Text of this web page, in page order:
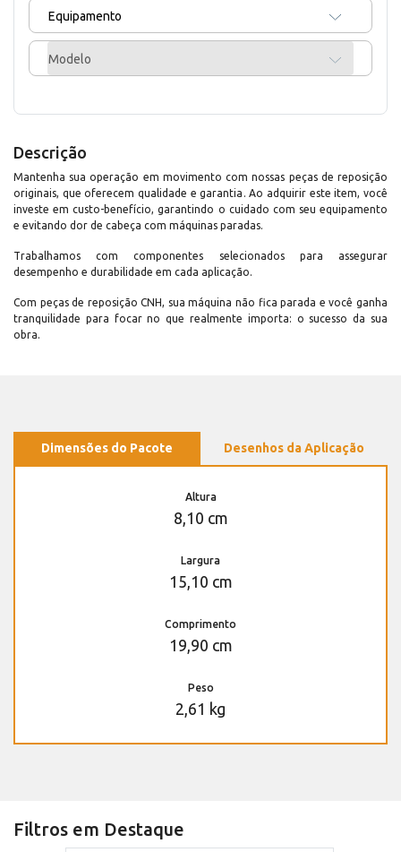
Equipamento
Modelo
Descrição
Mantenha sua operação em movimento com nossas peças de reposição
originais, que oferecem qualidade e garantia. Ao adquirir este item, você
investe em custo-benefício, garantindo o cuidado com seu equipamento
e evitando dor de cabeça com máquinas paradas.
Trabalhamos com componentes selecionados para assegurar
desempenho e durabilidade em cada aplicação.
Com peças de reposição CNH, sua máquina não fica parada e você ganha
tranquilidade para focar no que realmente importa: o sucesso da sua
obra.
Dimensões do Pacote Desenhos da Aplicação
Altura
8,10 cm
Largura
15,10 cm
Comprimento
19,90 cm
Peso
2,61 kg
Filtros em Destaque